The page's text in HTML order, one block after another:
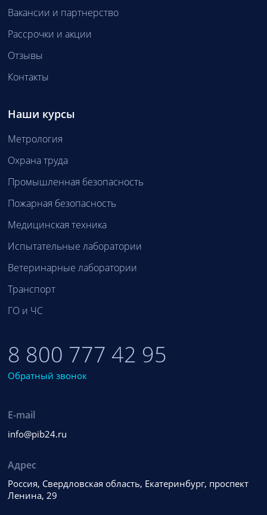
Вакансии и партнерство
Рассрочки и акции
Отзывы
Контакты
Наши курсы
Метрология
Охрана труда
Промышленная безопасность
Пожарная безопасность
Медицинская техника
Испытательные лаборатории
Ветеринарные лаборатории
Транспорт
ГО и ЧС
8 800 777 42 95
Обратный звонок
E-mail
info@pib24.ru
Адрес
Россия, Свердловская область, Екатеринбург, проспект
Ленина, 29